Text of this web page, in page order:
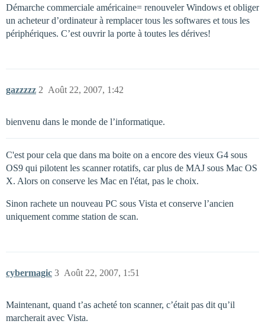
Démarche commerciale américaine= renouveler Windows et obliger
un acheteur d’ordinateur à remplacer tous les softwares et tous les
périphériques. C’est ouvrir la porte à toutes les dérives!
gazzzzz Août 22, 2007, 1:42
2
bienvenu dans le monde de l’informatique.
C'est pour cela que dans ma boite on a encore des vieux G4 sous
OS9 qui pilotent les scanner rotatifs, car plus de MAJ sous Mac OS
X. Alors on conserve les Mac en l'état, pas le choix.
Sinon rachete un nouveau PC sous Vista et conserve l’ancien
uniquement comme station de scan.
cybermagic Août 22, 2007, 1:51
3
Maintenant, quand t’as acheté ton scanner, c’était pas dit qu’il
marcherait avec Vista.